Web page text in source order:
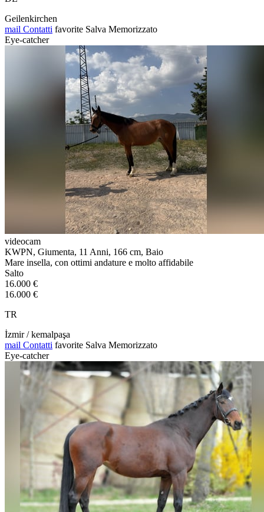
Geilenkirchen
mail Contatti favorite Salva Memorizzato
Eye-catcher
videocam
KWPN, Giumenta, 11 Anni, 166 cm, Baio
Mare insella, con ottimi andature e molto affidabile
Salto
16.000 €
16.000 €
TR
İzmir / kemalpaşa
mail Contatti favorite Salva Memorizzato
Eye-catcher